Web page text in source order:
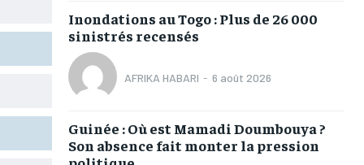
IT-ADMIN
TOGOREPORT
L’INTEGRAL
LOMEBOUGEINFO
IT-ADMIN
TOGOREPORT
L’INTEGRAL
LOMEBOUGEINFO
IT-ADMIN
TOGOREPORT
L’INTEGRAL
LOMEBOUGEINFO
IT-ADMIN
TOGOREPORT
L’INTEGRAL
LOMEBOUGEINFO
Inondations au Togo : Plus de 26 000
sinistrés recensés
AFRIKA HABARI - 6 août 2026
Guinée : Où est Mamadi Doumbouya ?
Son absence fait monter la pression